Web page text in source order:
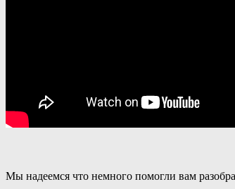
Мы надеемся что немного помогли вам